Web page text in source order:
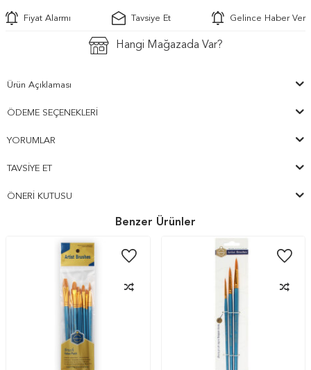
Fiyat Alarmı Tavsiye Et Gelince Haber Ver
Hangi Mağazada Var?
Ürün Açıklaması
ÖDEME SEÇENEKLERI
YORUMLAR
TAVSIYE ET
ÖNERI KUTUSU
Benzer Ürünler